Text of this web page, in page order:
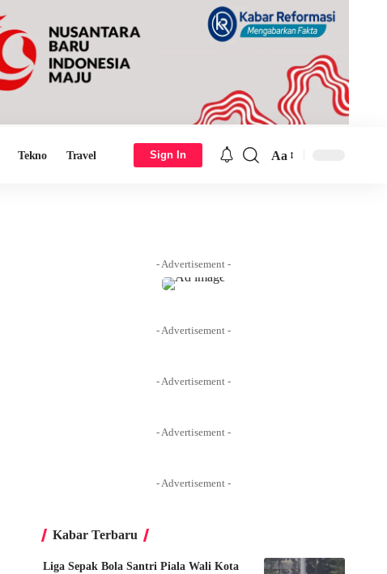
Tekno Travel Sign In Aa
- Advertisement -
- Advertisement -
- Advertisement -
- Advertisement -
- Advertisement -
Kabar Terbaru
Liga Sepak Bola Santri Piala Wali Kota